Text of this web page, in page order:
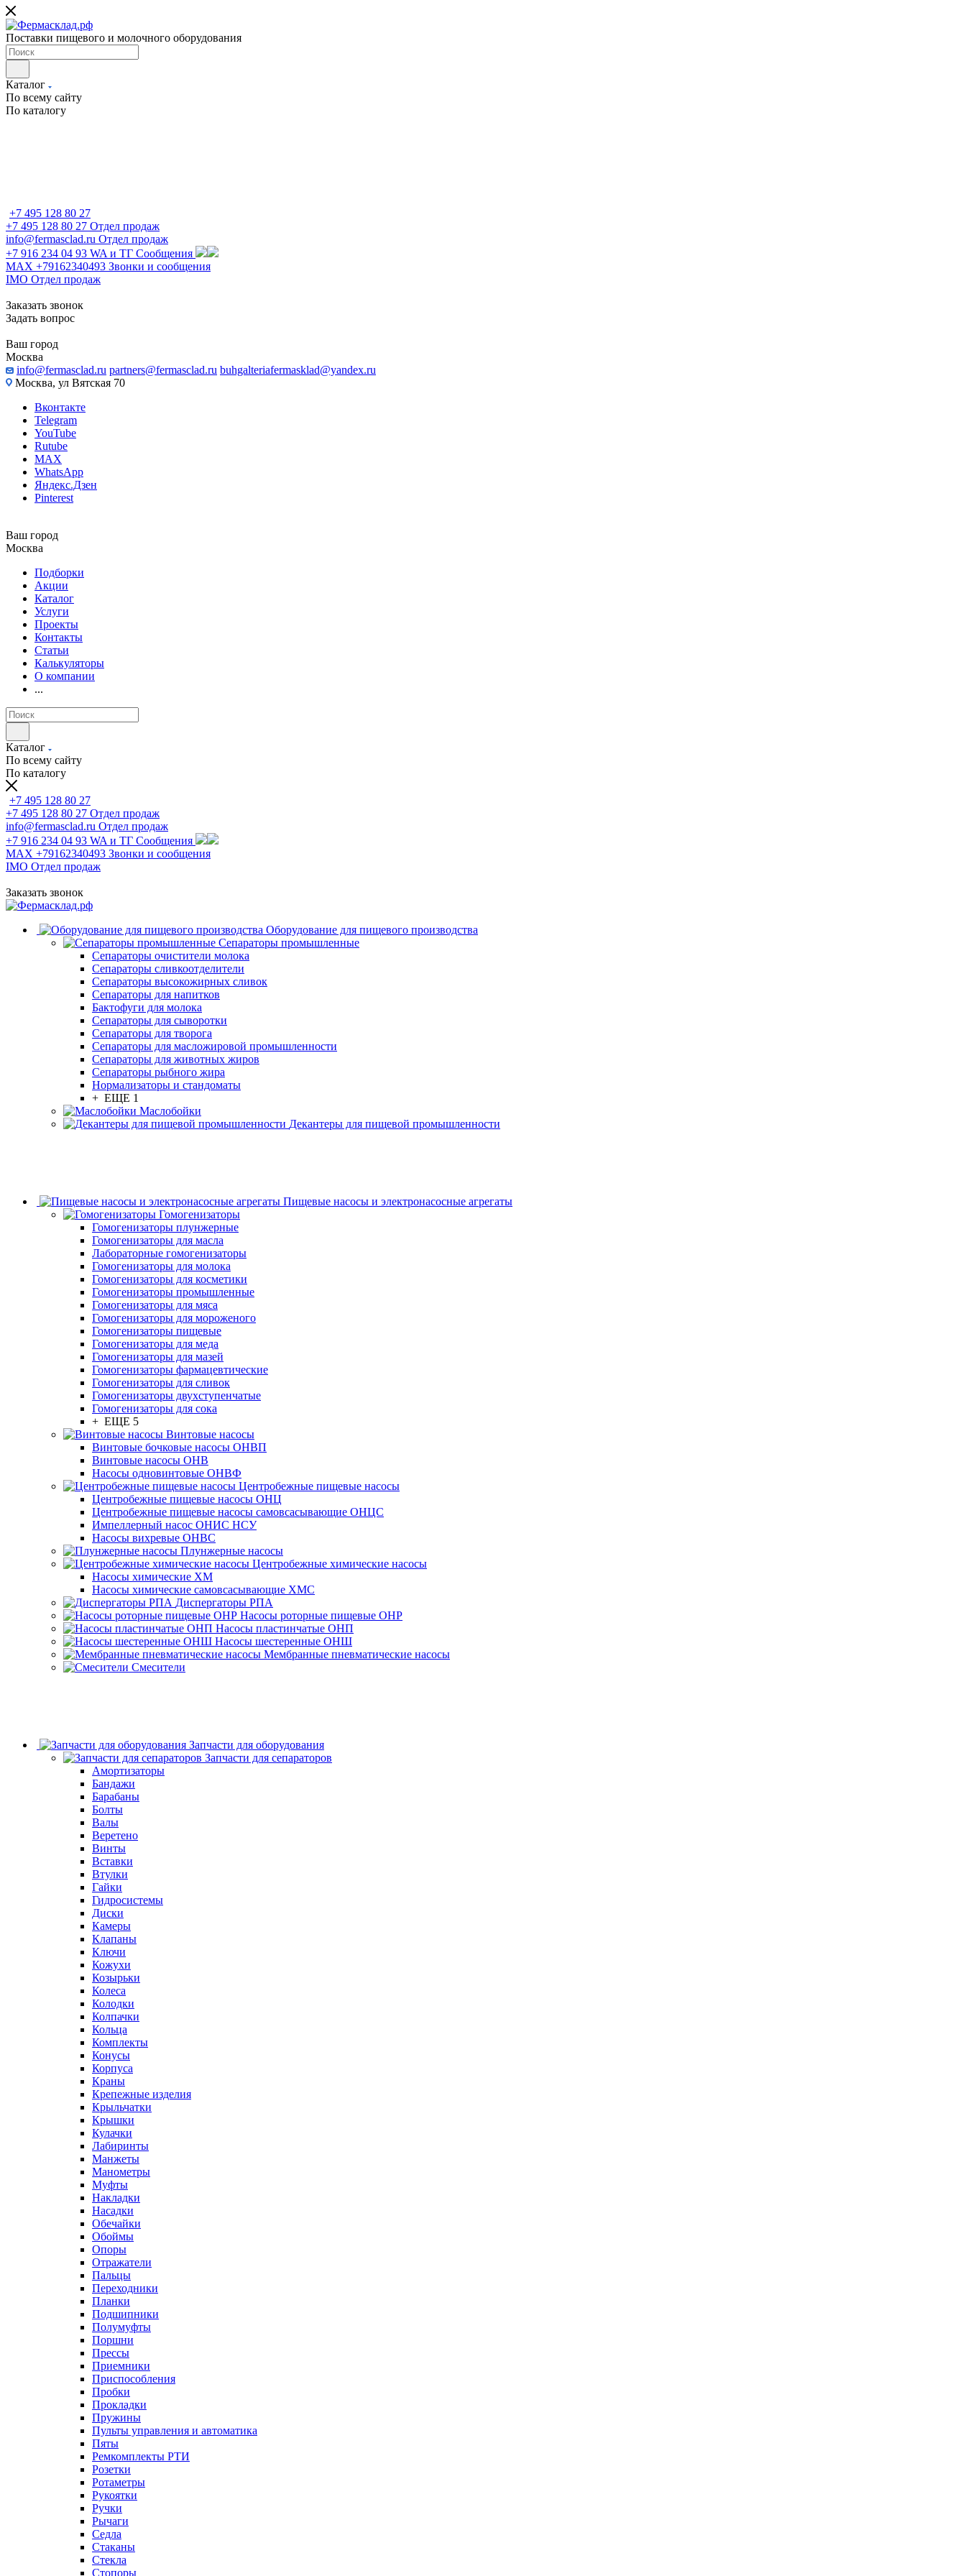
Поставки пищевого и молочного оборудования
Каталог
По всему сайту
По каталогу
+7 495 128 80 27
+7 495 128 80 27 Отдел продаж
info@fermasclad.ru Отдел продаж
+7 916 234 04 93 WA и ТГ Сообщения
MAX +79162340493 Звонки и сообщения
IMO Отдел продаж
Заказать звонок
Задать вопрос
Ваш город
Москва
info@fermasclad.ru partners@fermasclad.ru buhgalteriafermasklad@yandex.ru
Москва, ул Вятская 70
Вконтакте
Telegram
YouTube
Rutube
MAX
WhatsApp
Яндекс.Дзен
Pinterest
Ваш город
Москва
Подборки
Акции
Каталог
Услуги
Проекты
Контакты
Статьи
Калькуляторы
О компании
...
Каталог
По всему сайту
По каталогу
+7 495 128 80 27
+7 495 128 80 27 Отдел продаж
info@fermasclad.ru Отдел продаж
+7 916 234 04 93 WA и ТГ Сообщения
MAX +79162340493 Звонки и сообщения
IMO Отдел продаж
Заказать звонок
Оборудование для пищевого производства
Сепараторы промышленные
Сепараторы очистители молока
Сепараторы сливкоотделители
Сепараторы высокожирных сливок
Сепараторы для напитков
Бактофуги для молока
Сепараторы для сыворотки
Сепараторы для творога
Сепараторы для масложировой промышленности
Сепараторы для животных жиров
Сепараторы рыбного жира
Нормализаторы и стандоматы
+ ЕЩЕ 1
Маслобойки
Декантеры для пищевой промышленности
Пищевые насосы и электронасосные агрегаты
Гомогенизаторы
Гомогенизаторы плунжерные
Гомогенизаторы для масла
Лабораторные гомогенизаторы
Гомогенизаторы для молока
Гомогенизаторы для косметики
Гомогенизаторы промышленные
Гомогенизаторы для мяса
Гомогенизаторы для мороженого
Гомогенизаторы пищевые
Гомогенизаторы для меда
Гомогенизаторы для мазей
Гомогенизаторы фармацевтические
Гомогенизаторы для сливок
Гомогенизаторы двухступенчатые
Гомогенизаторы для сока
+ ЕЩЕ 5
Винтовые насосы
Винтовые бочковые насосы ОНВП
Винтовые насосы ОНВ
Насосы одновинтовые ОНВФ
Центробежные пищевые насосы
Центробежные пищевые насосы ОНЦ
Центробежные пищевые насосы самовсасывающие ОНЦС
Импеллерный насос ОНИС НСУ
Насосы вихревые ОНВС
Плунжерные насосы
Центробежные химические насосы
Насосы химические ХМ
Насосы химические самовсасывающие ХМС
Диспергаторы РПА
Насосы роторные пищевые ОНР
Насосы пластинчатые ОНП
Насосы шестеренные ОНШ
Мембранные пневматические насосы
Смесители
Запчасти для оборудования
Запчасти для сепараторов
Амортизаторы
Бандажи
Барабаны
Болты
Валы
Веретено
Винты
Вставки
Втулки
Гайки
Гидросистемы
Диски
Камеры
Клапаны
Ключи
Кожухи
Козырьки
Колеса
Колодки
Колпачки
Кольца
Комплекты
Конусы
Корпуса
Краны
Крепежные изделия
Крыльчатки
Крышки
Кулачки
Лабиринты
Манжеты
Манометры
Муфты
Накладки
Насадки
Обечайки
Обоймы
Опоры
Отражатели
Пальцы
Переходники
Планки
Подшипники
Полумуфты
Поршни
Прессы
Приемники
Приспособления
Пробки
Прокладки
Пружины
Пульты управления и автоматика
Пяты
Ремкомплекты РТИ
Розетки
Ротаметры
Рукоятки
Ручки
Рычаги
Седла
Стаканы
Стекла
Стопоры